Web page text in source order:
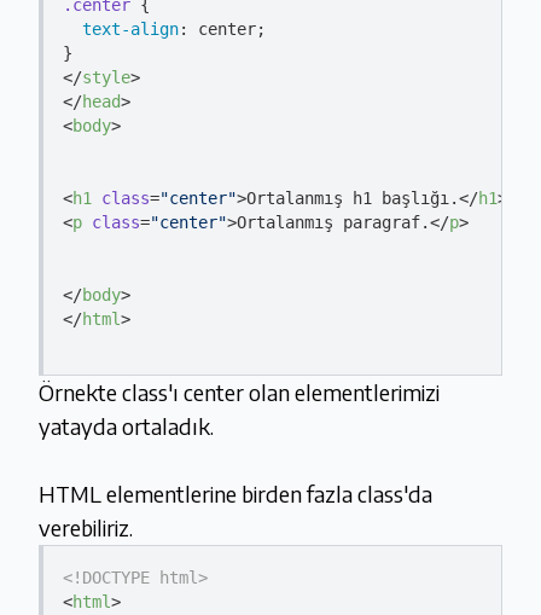
.center {
text-align: center;
</style>
</head>
<body>
<h1 class="center">Ortalanmış h1 başlığı.</h1>
<p class="center">Ortalanmış paragraf.</p>
</body>
</html>
Örnekte class'ı center olan elementlerimizi
yatayda ortaladık.
HTML elementlerine birden fazla class'da
verebiliriz.
<!DOCTYPE html>
<html>